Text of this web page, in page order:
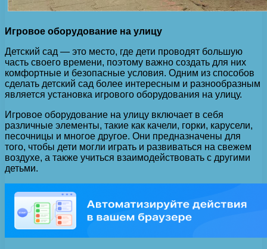
Игровое оборудование на улицу
Детский сад — это место, где дети проводят большую
часть своего времени, поэтому важно создать для них
комфортные и безопасные условия. Одним из способов
сделать детский сад более интересным и разнообразным
является установка игрового оборудования на улицу.
Игровое оборудование на улицу включает в себя
различные элементы, такие как качели, горки, карусели,
песочницы и многое другое. Они предназначены для
того, чтобы дети могли играть и развиваться на свежем
воздухе, а также учиться взаимодействовать с другими
детьми.